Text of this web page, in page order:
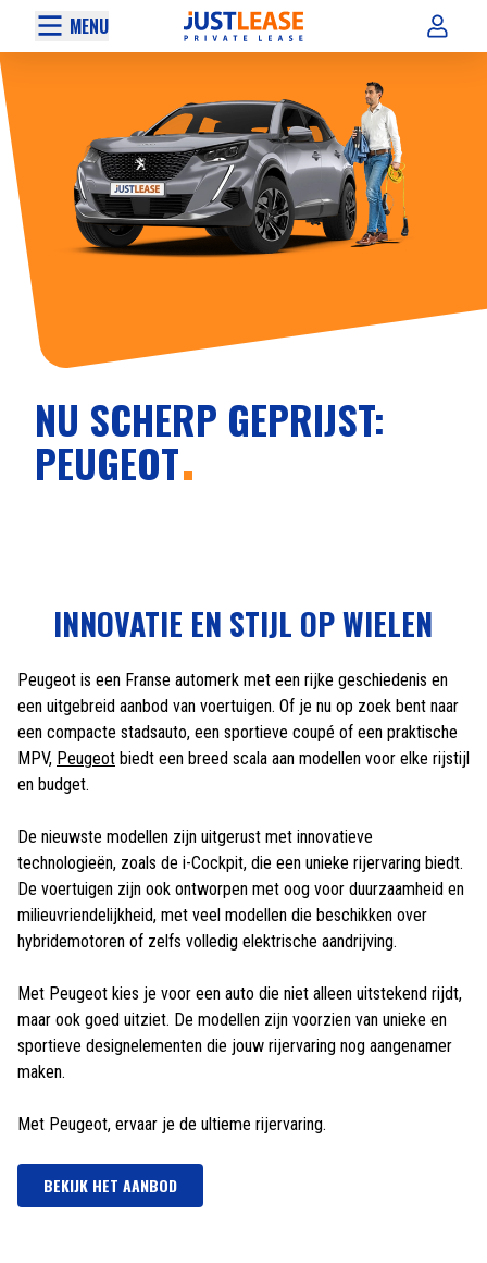
MENU
NU SCHERP GEPRIJST:
PEUGEOT
INNOVATIE EN STIJL OP WIELEN
Peugeot is een Franse automerk met een rijke geschiedenis en
een uitgebreid aanbod van voertuigen. Of je nu op zoek bent naar
een compacte stadsauto, een sportieve coupé of een praktische
MPV, Peugeot biedt een breed scala aan modellen voor elke rijstijl
en budget.
De nieuwste modellen zijn uitgerust met innovatieve
technologieën, zoals de i-Cockpit, die een unieke rijervaring biedt.
De voertuigen zijn ook ontworpen met oog voor duurzaamheid en
milieuvriendelijkheid, met veel modellen die beschikken over
hybridemotoren of zelfs volledig elektrische aandrijving.
Met Peugeot kies je voor een auto die niet alleen uitstekend rijdt,
maar ook goed uitziet. De modellen zijn voorzien van unieke en
sportieve designelementen die jouw rijervaring nog aangenamer
maken.
Met Peugeot, ervaar je de ultieme rijervaring.
BEKIJK HET AANBOD